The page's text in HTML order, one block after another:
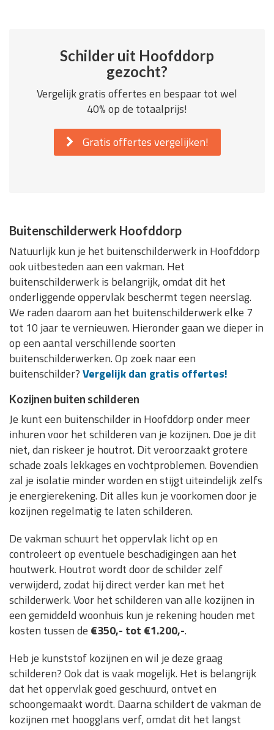
Schilder uit Hoofddorp
gezocht?
Vergelijk gratis offertes en bespaar tot wel
40% op de totaalprijs!
Gratis offertes vergelijken!
Buitenschilderwerk Hoofddorp
Natuurlijk kun je het buitenschilderwerk in Hoofddorp
ook uitbesteden aan een vakman. Het
buitenschilderwerk is belangrijk, omdat dit het
onderliggende oppervlak beschermt tegen neerslag.
We raden daarom aan het buitenschilderwerk elke 7
tot 10 jaar te vernieuwen. Hieronder gaan we dieper in
op een aantal verschillende soorten
buitenschilderwerken. Op zoek naar een
buitenschilder?Vergelijk dan gratis offertes!
Kozijnen buiten schilderen
Je kunt een buitenschilder in Hoofddorp onder meer
inhuren voor het schilderen van je kozijnen. Doe je dit
niet, dan riskeer je houtrot. Dit veroorzaakt grotere
schade zoals lekkages en vochtproblemen. Bovendien
zal je isolatie minder worden en stijgt uiteindelijk zelfs
je energierekening. Dit alles kun je voorkomen door je
kozijnen regelmatig te laten schilderen.
De vakman schuurt het oppervlak licht op en
controleert op eventuele beschadigingen aan het
houtwerk. Houtrot wordt door de schilder zelf
verwijderd, zodat hij direct verder kan met het
schilderwerk. Voor het schilderen van alle kozijnen in
een gemiddeld woonhuis kun je rekening houden met
kosten tussen de €350,- tot €1.200,-.
Heb je kunststof kozijnen en wil je deze graag
schilderen? Ook dat is vaak mogelijk. Het is belangrijk
dat het oppervlak goed geschuurd, ontvet en
schoongemaakt wordt. Daarna schildert de vakman de
kozijnen met hoogglans verf, omdat dit het langst